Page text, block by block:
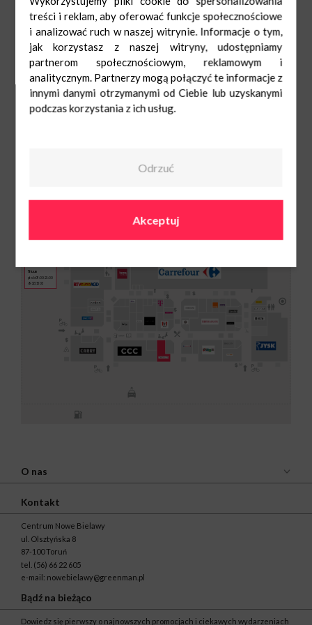
Tatuum
pt-sb 09:00-21:00
693211503
O nas
Kontakt
Centrum Nowe Bielawy
ul. Olsztyńska 8
87-100 Toruń
tel. (56) 66 22 605
e-mail: nowebielawy@greenman.pl
Bądź na bieżąco
Dowiedz się pierwszy o najnowszych promocjach i ciekawych wydarzeniach
treści i reklam, aby oferować funkcje społecznościowe
i analizować ruch w naszej witrynie. Informacje o tym,
jak korzystasz z naszej witryny, udostępniamy
partnerom społecznościowym, reklamowym i
analitycznym. Partnerzy mogą połączyć te informacje z
innymi danymi otrzymanymi od Ciebie lub uzyskanymi
podczas korzystania z ich usług.
Odrzuć
Akceptuj